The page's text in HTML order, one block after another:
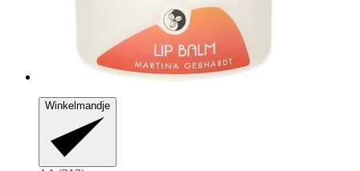
Winkelmandje